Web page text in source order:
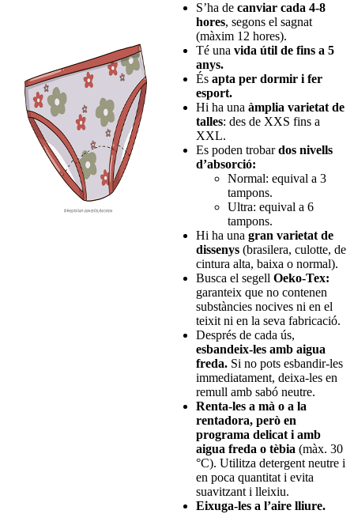
S’ha de canviar cada 4-8
hores, segons el sagnat
(màxim 12 hores).
Té una vida útil de fins a 5
anys.
És apta per dormir i fer
esport.
Hi ha una àmplia varietat de
talles: des de XXS fins a
XXL.
Es poden trobardos nivells
d’absorció:
Normal: equival a 3
tampons.
Ultra: equival a 6
tampons.
Hi ha una gran varietat de
dissenys (brasilera, culotte, de
cintura alta, baixa o normal).
Busca el segell Oeko-Tex:
garanteix que no contenen
substàncies nocives ni en el
teixit ni en la seva fabricació.
Després de cada ús,
esbandeix-les amb aigua
freda. Si no pots esbandir-les
immediatament, deixa-les en
remull amb sabó neutre.
Renta-les a mà o a la
rentadora, però en
programa delicat i amb
aigua freda o tèbia (màx. 30
°C). Utilitza detergent neutre i
en poca quantitat i evita
suavitzant i lleixiu.
Eixuga-les a l’aire lliure.